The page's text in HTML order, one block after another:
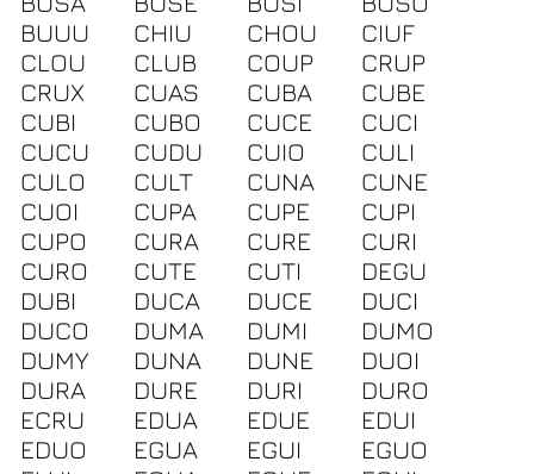
BUUU
CHIU CHOU
CIUF
CLOU
CLUB COUP
CRUP
CRUX
CUAS CUBA
CUBE
CUBI
CUBO CUCE
CUCI
CUCU
CUDU CUIO
CULI
CULO
CULT CUNA
CUNE
CUOI
CUPA CUPE
CUPI
CUPO
CURA CURE
CURI
CURO
CUTE CUTI
DEGU
DUBI
DUCA DUCE
DUCI
DUCO
DUMA DUMI
DUMO
DUMY
DUNA DUNE
DUOI
DURA
DURE DURI
DURO
ECRU
EDUA EDUE
EDUI
EDUO
EGUA EGUI
EGUO